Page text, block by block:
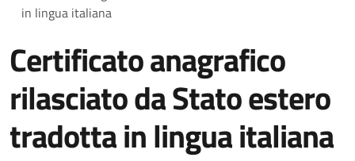
in lingua italiana
Certificato anagrafico
rilasciato da Stato estero
tradotta in lingua italiana